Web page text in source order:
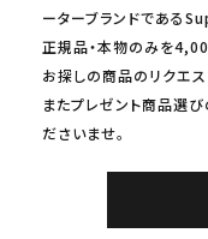
ーターブランドである
正規品・本物のみを
お探しの商品のリクエ
またプレゼント商品選
ださいませ。